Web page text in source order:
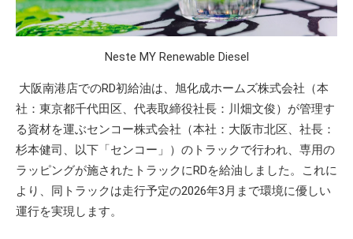
Neste MY Renewable Diesel
大阪南港店でのRD初給油は、旭化成ホームズ株式会社（本
社：東京都千代田区、代表取締役社長：川畑文俊）が管理す
る資材を運ぶセンコー株式会社（本社：大阪市北区、社長：
杉本健司、以下「センコー」）のトラックで行われ、専用の
ラッピングが施されたトラックにRDを給油しました。これに
より、同トラックは走行予定の2026年3月まで環境に優しい
運行を実現します。